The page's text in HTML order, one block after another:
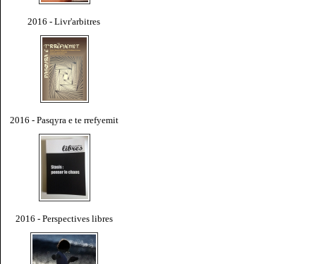
2016 - Livr'arbitres
2016 - Pasqyra e te rrefyemit
2016 - Perspectives libres